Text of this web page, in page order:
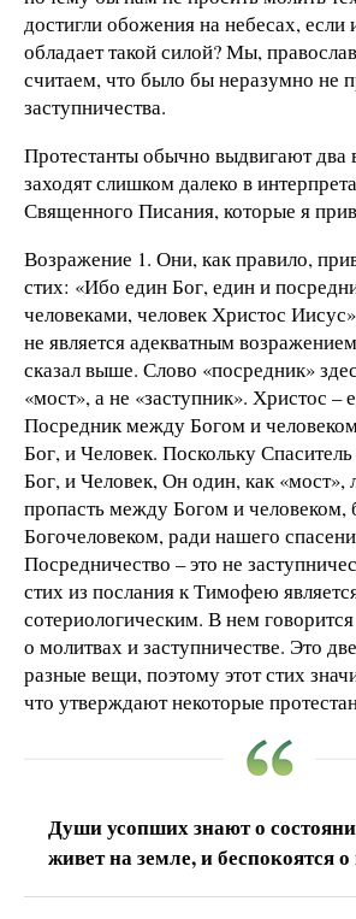
достигли обожения на небесах, если
обладает такой силой? Мы,
считаем, что было бы неразумно не
заступничества.
Протестанты обычно выдвигают два
заходят слишком далеко в
Священного Писания, которые я
Возражение 1. Они, как правило,
стих: «Ибо един Бог, един и
человеками, человек Христос
не является адекватным
сказал выше. Слово «посредник»
«мост», а не «заступник». Христос –
Посредник между Богом и
Бог, и Человек. Поскольку
Бог, и Человек, Он один, как «мост»,
пропасть между Богом и человеком,
Богочеловеком, ради нашего
Посредничество – это не
стих из послания к Тимофею
сотериологическим. В нем
о молитвах и заступничестве. Это
разные вещи, поэтому этот стих
что утверждают некоторые
Души усопших знают о
живет на земле, и беспокоятся